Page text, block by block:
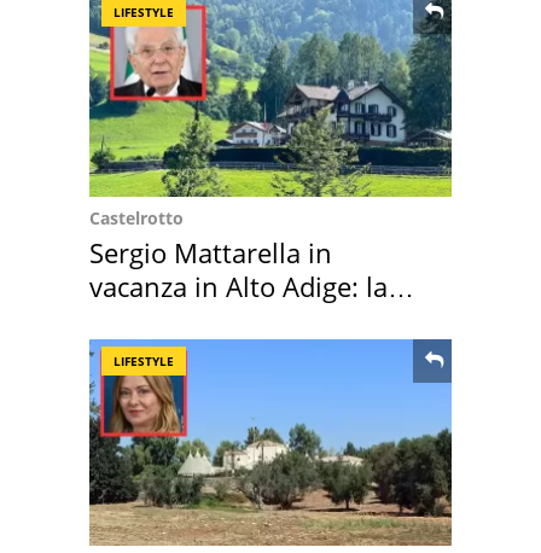
LIFESTYLE
Castelrotto
Sergio Mattarella in
vacanza in Alto Adige: la
LIFESTYLE